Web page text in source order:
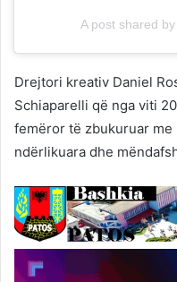
A post shared
Drejtori kreativ Daniel
Schiaparelli që nga viti
femëror të zbukuruar
ndërlikuara dhe